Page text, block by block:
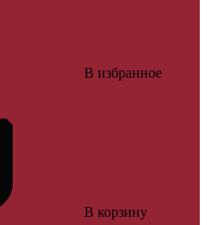
В избранное
В корзину